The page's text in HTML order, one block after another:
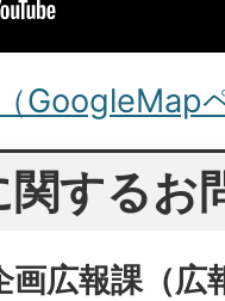
GoogleMap
関するお
画広報課（広